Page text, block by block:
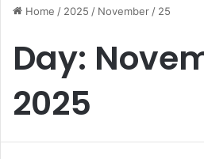
Home / 2025 / November / 25
Day:
2025